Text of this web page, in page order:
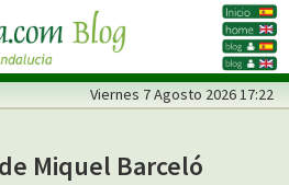
Viernes 7 Agosto 2026 17:22
Miquel Barceló